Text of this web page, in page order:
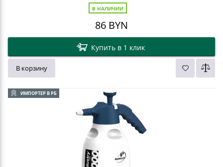
В НАЛИЧИИ
86 BYN
Купить в 1 клик
В корзину
ИМПОРТЕР В РБ